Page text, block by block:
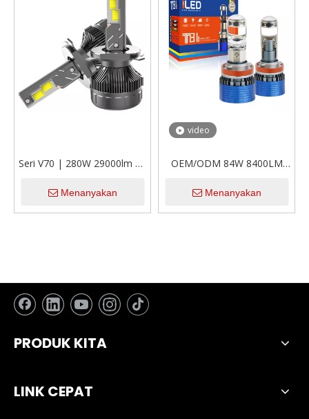
Seri V70 | 280W 29000lm 12
LED Headlight untuk Mobil
Menanyakan
video
OEM/ODM 84W 8400LM
Bohlam Lampu Depan Mobil
LED Dengan Canbus
Menanyakan
PRODUK KITA
LINK CEPAT